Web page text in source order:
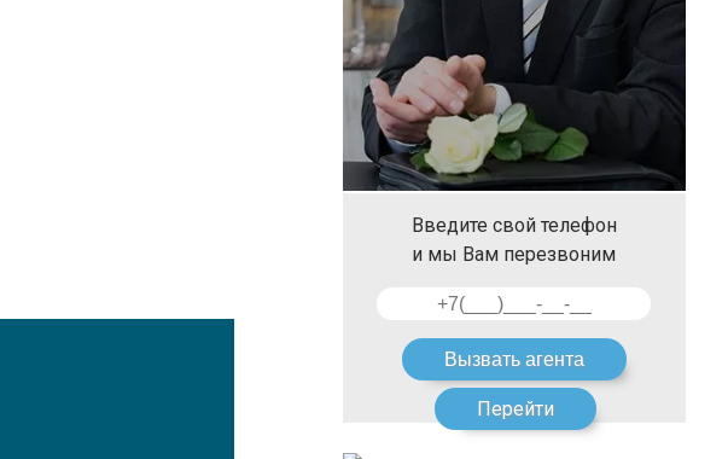
Введите свой телефон
и мы Вам перезвоним
Перейти